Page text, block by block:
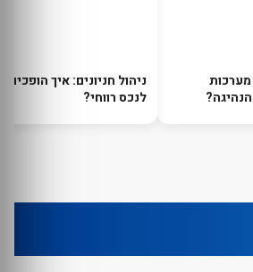
מערכות
ניהול חניונים: איך הופכים
לנכס רווחי?